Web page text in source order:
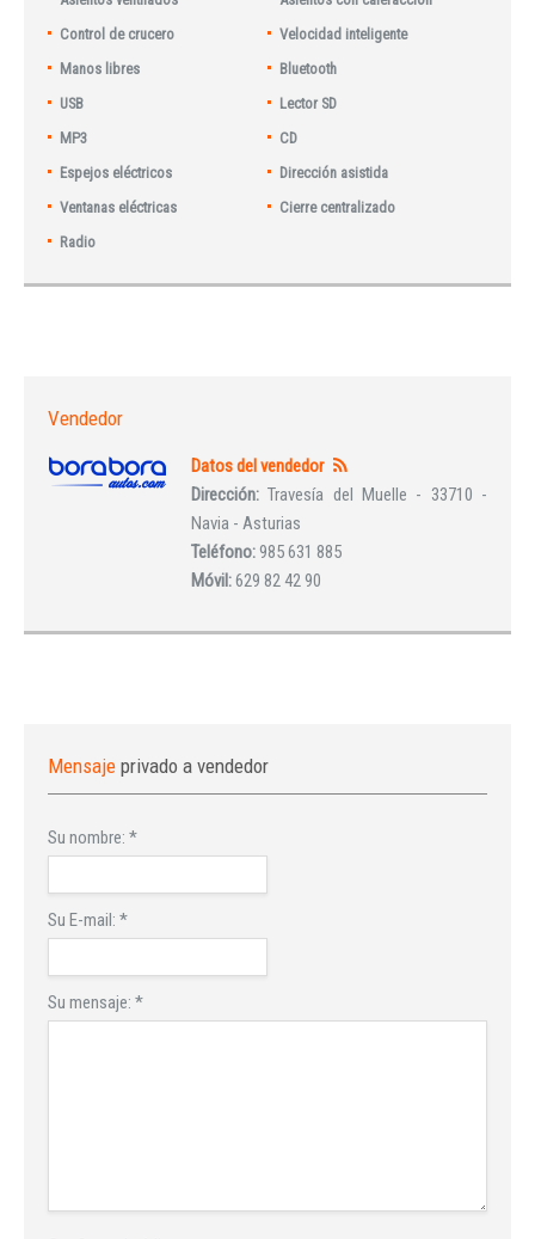
Control de crucero
Velocidad inteligente
Manos libres
Bluetooth
USB
Lector SD
MP3
CD
Espejos eléctricos
Dirección asistida
Ventanas eléctricas
Cierre centralizado
Radio
Vendedor
Datos del vendedor
Dirección:Travesía del Muelle - 33710 -
Navia - Asturias
Teléfono:985 631 885
Móvil:629 82 42 90
Mensaje privado a vendedor
Su nombre: *
Su E-mail: *
Su mensaje: *